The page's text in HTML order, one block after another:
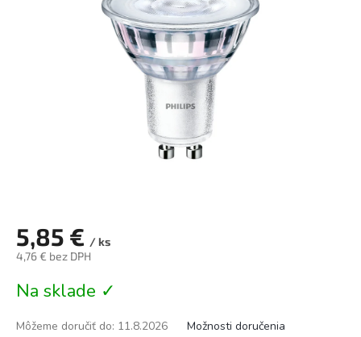
5,85 € / ks
4,76 € bez DPH
cena:
Na sklade ✓
Môžeme doručiť do: 11.8.2026 Možnosti doručenia